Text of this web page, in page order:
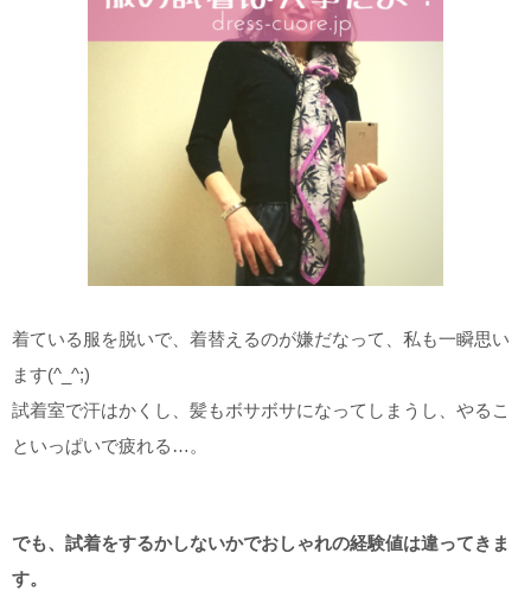
着ている服を脱いで、着替えるのが嫌だなって、私も一瞬思い
ます(^_^;)
試着室で汗はかくし、髪もボサボサになってしまうし、やるこ
といっぱいで疲れる…。
でも、試着をするかしないかでおしゃれの経験値は違ってきま
す。